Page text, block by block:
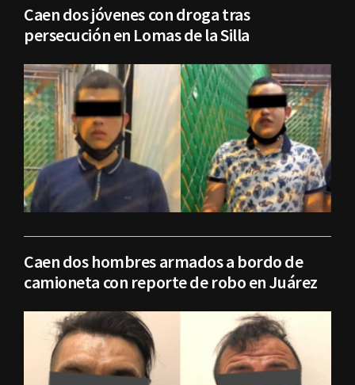
Caen dos jóvenes con droga tras
persecución en Lomas de la Silla
Caen dos hombres armados a bordo de
camioneta con reporte de robo en Juárez